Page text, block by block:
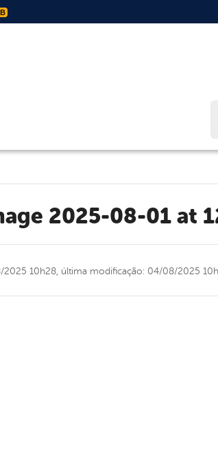
2025-08-01 at
2025 10h28, última modificação: 04/08/2025